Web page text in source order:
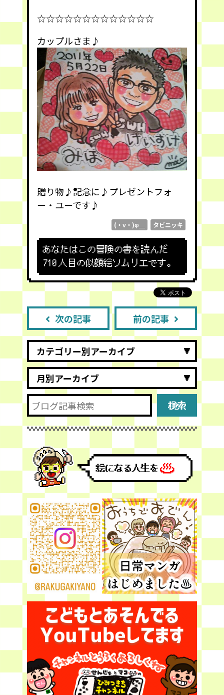
☆☆☆☆☆☆☆☆☆☆☆☆☆
カップルさま♪
贈り物♪記念に♪プレゼントフォ
ー・ユーです♪
(・v・)φ＿ タビニッキ
あなたはこの冒険の書を読んだ
710 人目の似顔絵ソムリエです。
次の記事 前の記事